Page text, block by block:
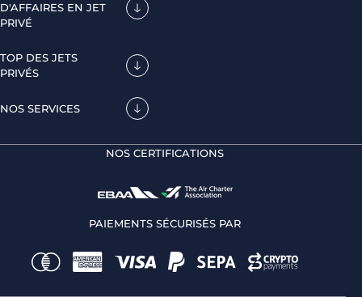
D'AFFAIRES EN JET
PRIVÉ
TOP DES JETS
PRIVÉS
NOS SERVICES
NOS CERTIFICATIONS
PAIEMENTS SÉCURISÉS PAR